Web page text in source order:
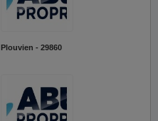
Plouvien - 29860